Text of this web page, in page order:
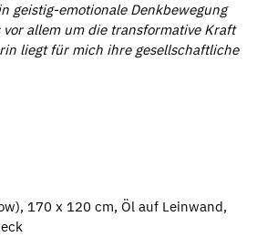
geistig-emotionale Denkbewegung
allem um die transformative Kraft
liegt für mich ihre gesellschaftliche
170 x 120 cm, Öl auf Leinwand,